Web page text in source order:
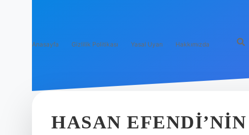
Anasayfa Gizlilik Politikası Yasal Uyarı Hakkımızda
HASAN